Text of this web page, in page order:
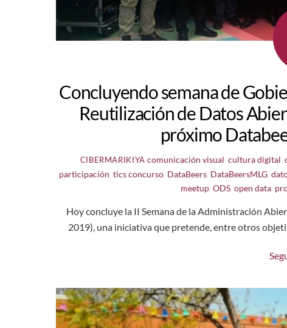
Concluyendo semana de
Reutilización de Datos
próximo
CIBERMARIKIYA comunicación visual ,cultura digital ,
participación ticsconcurso, DataBeers, DataBeersMLG,
meetup, ODS, open data,
Hoy concluye la II Semana de la Administración
2019), una iniciativa que pretende, entre otros